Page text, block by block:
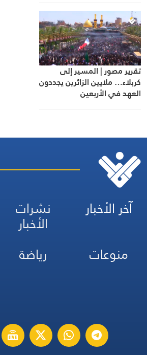
تقرير مصور | المسير إلى
كربلاء… ملايين الزائرين يجددون
العهد في الأربعين
آخر الأخبار نشرات
الأخبار
منوعات
رياضة